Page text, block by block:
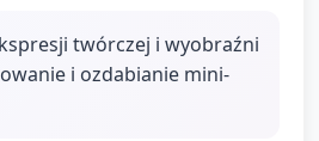
twórczej i wyobraźni
i ozdabianie mini-